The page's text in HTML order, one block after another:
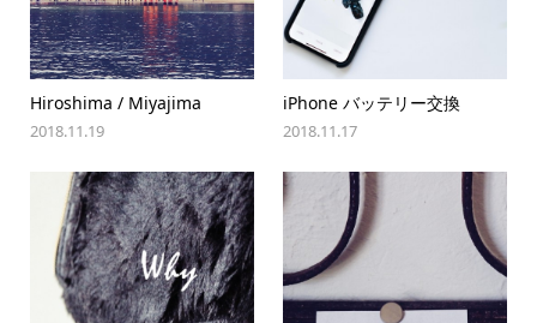
Hiroshima / Miyajima
2018.11.19
iPhone バッテリー交換
2018.11.17